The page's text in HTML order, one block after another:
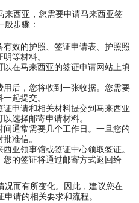
西亚，您需要申请马来西亚签
步骤：
效的护照、签证申请表、护照照
等材料。
在马来西亚的签证申请网站上填
后，您将收到一张收据。您需要
起提交。
申请和相关材料提交到马来西亚
选择邮寄申请材料。
通常需要几个工作日。一旦您的
准信。
亚领事馆或签证中心领取签证。
的签证将通过邮寄方式返回给
而有所变化。因此，建议您在
请的相关要求和流程。